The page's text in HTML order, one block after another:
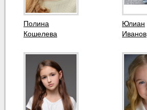
Полина
Кошелева
Юлиан
Иванов